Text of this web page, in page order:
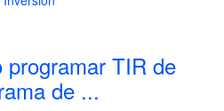
programar TIR de
de ...